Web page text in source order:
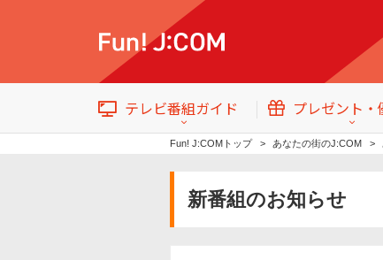
テレビ番組ガイド プレゼント・
Fun! J:COMトップ あなたの街のJ:COM
新番組のお知らせ